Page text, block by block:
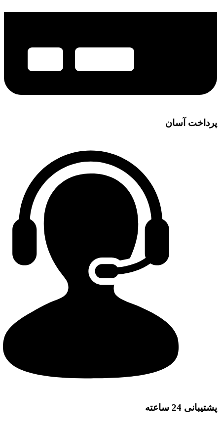
پرداخت آسان
پشتیبانی 24 ساعته